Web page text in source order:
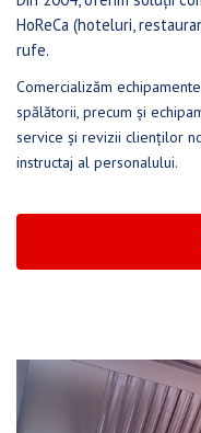
HoReCa (hoteluri,
rufe.
Comercializăm
spălătorii, precum și
service și revizii clienților
instructaj al personalului.